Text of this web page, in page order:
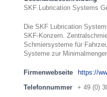
SKF Lubrication Systems
Die SKF Lubrication
SKF-Konzern.
Schmiersysteme für
Systeme zur
Firmenwebseite https://
Telefonnummer + 49 (0)